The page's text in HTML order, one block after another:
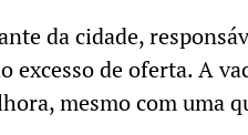
da cidade,
excesso de oferta. A
mesmo com uma